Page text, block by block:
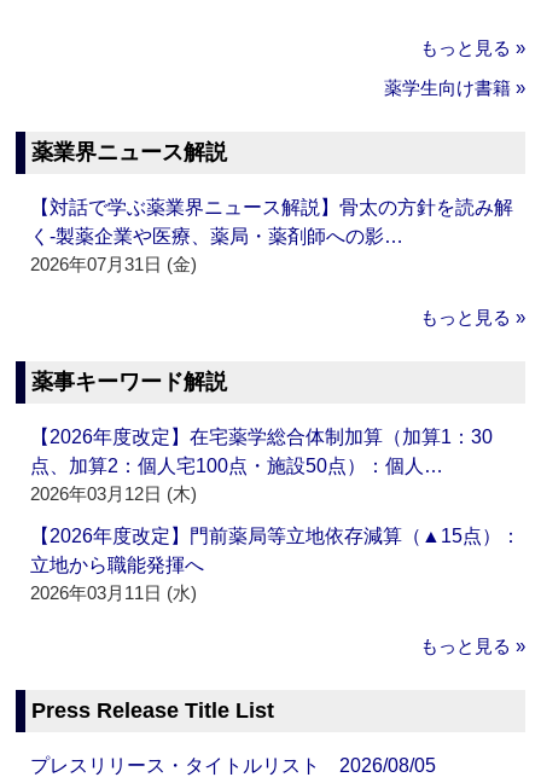
もっと見る »
薬学生向け書籍 »
薬業界ニュース解説
【対話で学ぶ薬業界ニュース解説】骨太の方針を読み解
く‐製薬企業や医療、薬局・薬剤師への影…
2026年07月31日 (金)
もっと見る »
薬事キーワード解説
【2026年度改定】在宅薬学総合体制加算（加算1：30
点、加算2：個人宅100点・施設50点）：個人…
2026年03月12日 (木)
【2026年度改定】門前薬局等立地依存減算（▲15点）：
立地から職能発揮へ
2026年03月11日 (水)
もっと見る »
Press Release Title List
プレスリリース・タイトルリスト 2026/08/05